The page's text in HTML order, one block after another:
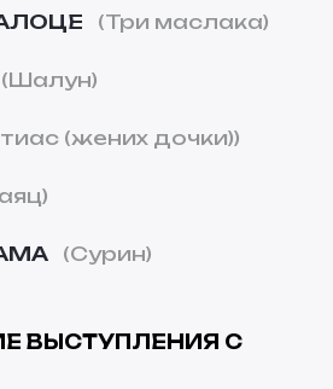
Три маслака
Шалун
(жених дочки)
Сурин
ВЫСТУПЛЕНИЯ С